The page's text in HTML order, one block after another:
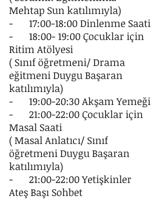
Mehtap Sun katılımıyla)
-	17:00-18:00 Dinlenme Saati
-	18:00- 19:00 Çocuklar için
Ritim Atölyesi
( Sınıf öğretmeni/ Drama
eğitmeni Duygu Başaran
katılımıyla)
-	19:00-20:30 Akşam Yemeği
-	21:00-22:00 Çocuklar için
Masal Saati
( Masal Anlatıcı/ Sınıf
öğretmeni Duygu Başaran
katılımıyla)
-	21:00-22:00 Yetişkinler
Ateş Başı Sohbet